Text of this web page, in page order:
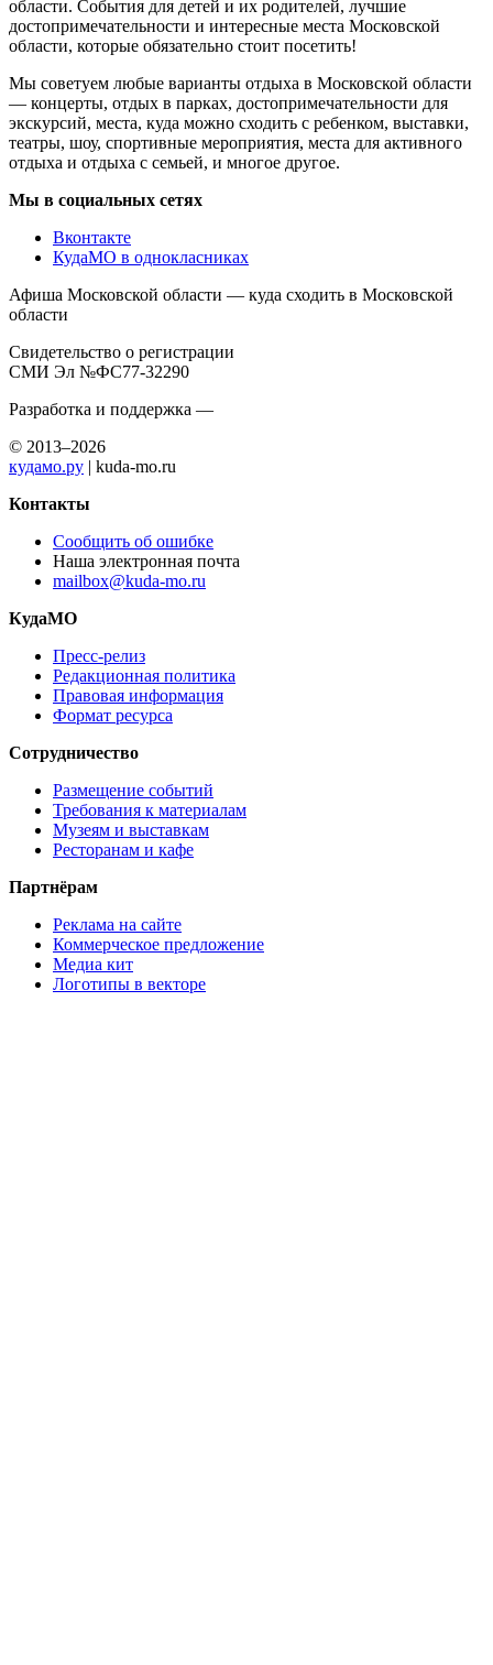
области. События для детей и их родителей, лучшие
достопримечательности и интересные места Московской
области, которые обязательно стоит посетить!
Мы советуем любые варианты отдыха в Московской области
— концерты, отдых в парках, достопримечательности для
экскурсий, места, куда можно сходить с ребенком, выставки,
театры, шоу, спортивные мероприятия, места для активного
отдыха и отдыха с семьей, и многое другое.
Мы в социальных сетях
Вконтакте
КудаМО в однокласниках
Афиша Московской области — куда сходить в Московской
области
Свидетельство о регистрации
СМИ Эл №ФС77-32290
Разработка и поддержка —
© 2013–2026
кудамо.ру | kuda-mo.ru
Контакты
Сообщить об ошибке
Наша электронная почта
mailbox@kuda-mo.ru
КудаМО
Пресс-релиз
Редакционная политика
Правовая информация
Формат ресурса
Сотрудничество
Размещение событий
Требования к материалам
Музеям и выставкам
Ресторанам и кафе
Партнёрам
Реклама на сайте
Коммерческое предложение
Медиа кит
Логотипы в векторе